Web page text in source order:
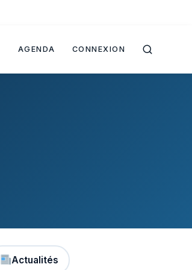
AGENDA CONNEXION
Actualités